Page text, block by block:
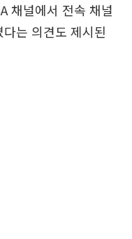
채널에서 전속 채널
는 의견도 제시된